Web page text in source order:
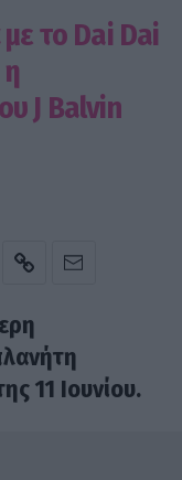
το Dai Dai
J Balvin
11 Ιουνίου.